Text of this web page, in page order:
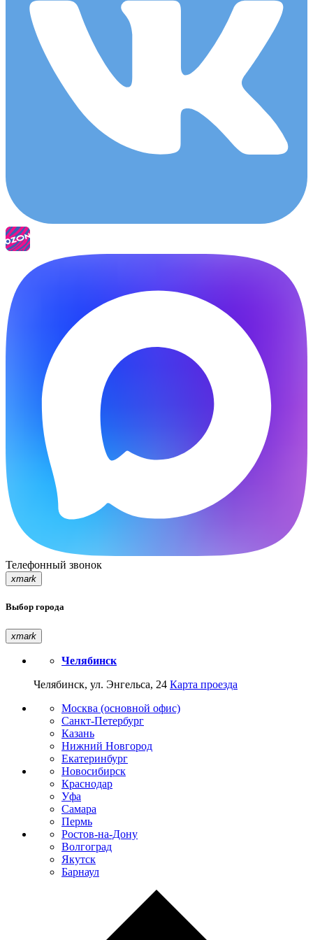
Телефонный звонок
xmark
Выбор города
xmark
Челябинск
Челябинск, ул. Энгельса, 24 Карта проезда
Москва (основной офис)
Санкт-Петербург
Казань
Нижний Новгород
Екатеринбург
Новосибирск
Краснодар
Уфа
Самара
Пермь
Ростов-на-Дону
Волгоград
Якутск
Барнаул